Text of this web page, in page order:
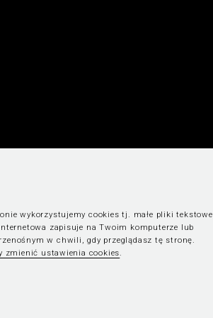
wykorzystujemy cookies tj. małe pliki tekstowe,
zapisuje na Twoim komputerze lub
w chwili, gdy przeglądasz tę stronę.
zmienić ustawienia cookies